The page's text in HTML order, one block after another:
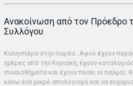
Ανακοίνωση από τον Πρόεδρο
Συλλόγου
Καλησπέρα στην παρέα…Αφού έχουν
ημέρες από την Κυριακή, έχουν
συναισθήματα και έχουν πέσει οι παλμοί,
κάνω ένα μικρό απολογισμό και να